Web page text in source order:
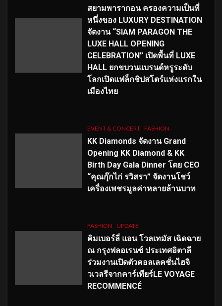
สยามพารากอน ครองความเป็นที่
หนึ่งของ LUXURY DESTINATION
จัดงาน “SIAM PARAGON THE
LUXE HALL OPENING
CELEBRATION” เปิดพื้นที่ LUXE
HALL ยกขบวนแบรนด์หรูระดับ
โลกเปิดแฟล็กชิปสโตร์แห่งแรกใน
เมืองไทย
EVENT & CONCERT FASHION
KK Diamonds จัดงาน Grand
Opening KK Diamond & KK
Birth Day Gala Dinner โดย CEO
“คุณกุ๊กไก่ รวิสรา” จัดงานโชว์
เครื่องเพชรมูลค่าหลายล้านบาท
FASHION UPDATE
คิมเบอร์ลี่ แอน โวลเทมัส เฉิดฉาย
ณ กรุงฟลอเรนซ์ ประเทศอิตาลี
ร่วมงานเปิดตัวคอลเลคชั่นไฮจิ
วเวลรีจากคาร์เทียร์LE VOYAGE
RECOMMENCÉ